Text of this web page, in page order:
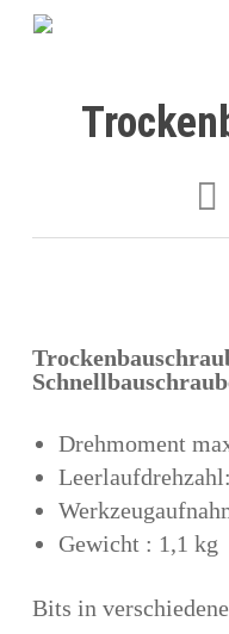
Drehmoment
Gewicht : 1,1 kg
Bits in